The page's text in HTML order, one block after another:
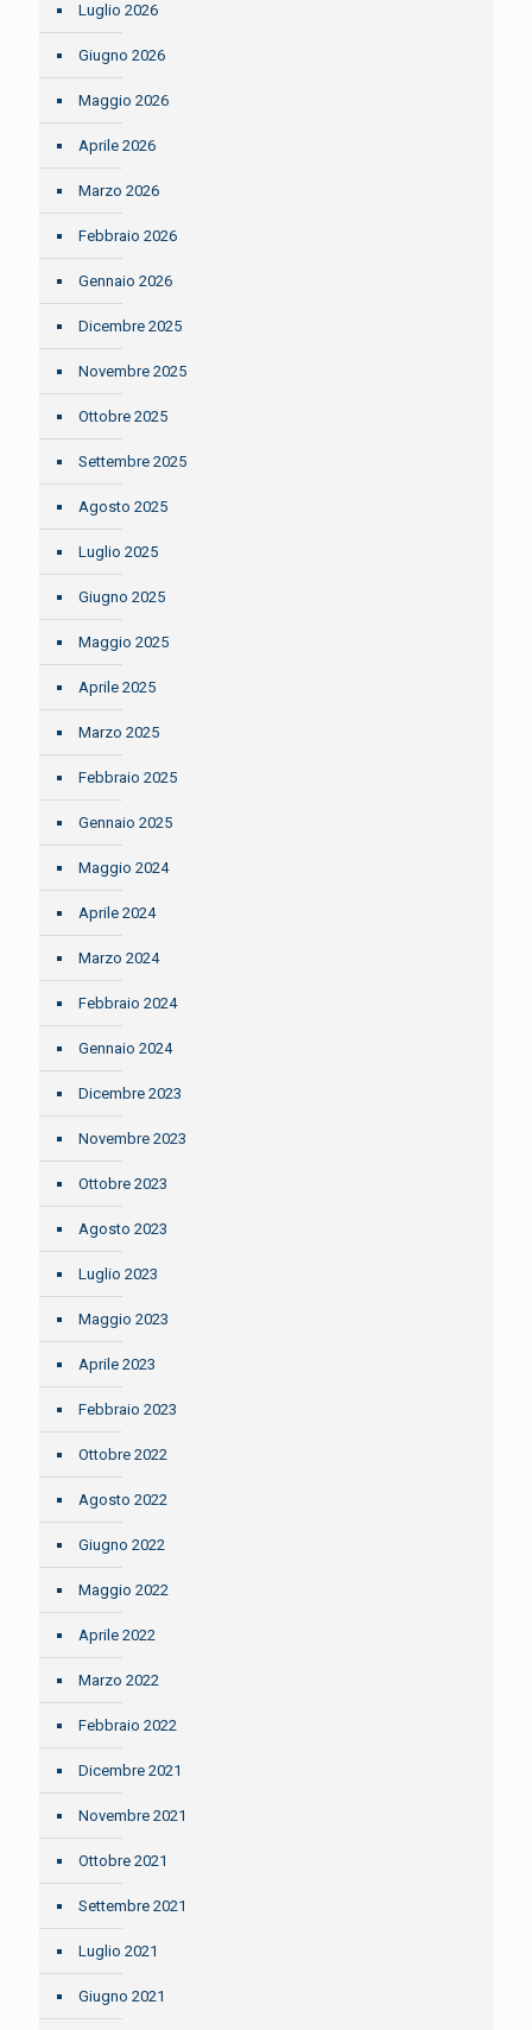
Luglio 2026
Giugno 2026
Maggio 2026
Aprile 2026
Marzo 2026
Febbraio 2026
Gennaio 2026
Dicembre 2025
Novembre 2025
Ottobre 2025
Settembre 2025
Agosto 2025
Luglio 2025
Giugno 2025
Maggio 2025
Aprile 2025
Marzo 2025
Febbraio 2025
Gennaio 2025
Maggio 2024
Aprile 2024
Marzo 2024
Febbraio 2024
Gennaio 2024
Dicembre 2023
Novembre 2023
Ottobre 2023
Agosto 2023
Luglio 2023
Maggio 2023
Aprile 2023
Febbraio 2023
Ottobre 2022
Agosto 2022
Giugno 2022
Maggio 2022
Aprile 2022
Marzo 2022
Febbraio 2022
Dicembre 2021
Novembre 2021
Ottobre 2021
Settembre 2021
Luglio 2021
Giugno 2021